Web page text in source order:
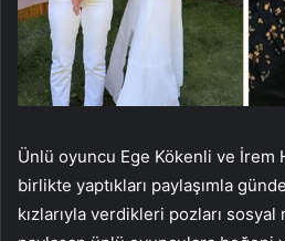
Ünlü oyuncu Ege Kökenli ve İrem
birlikte yaptıkları paylaşımla
kızlarıyla verdikleri pozları sosyal